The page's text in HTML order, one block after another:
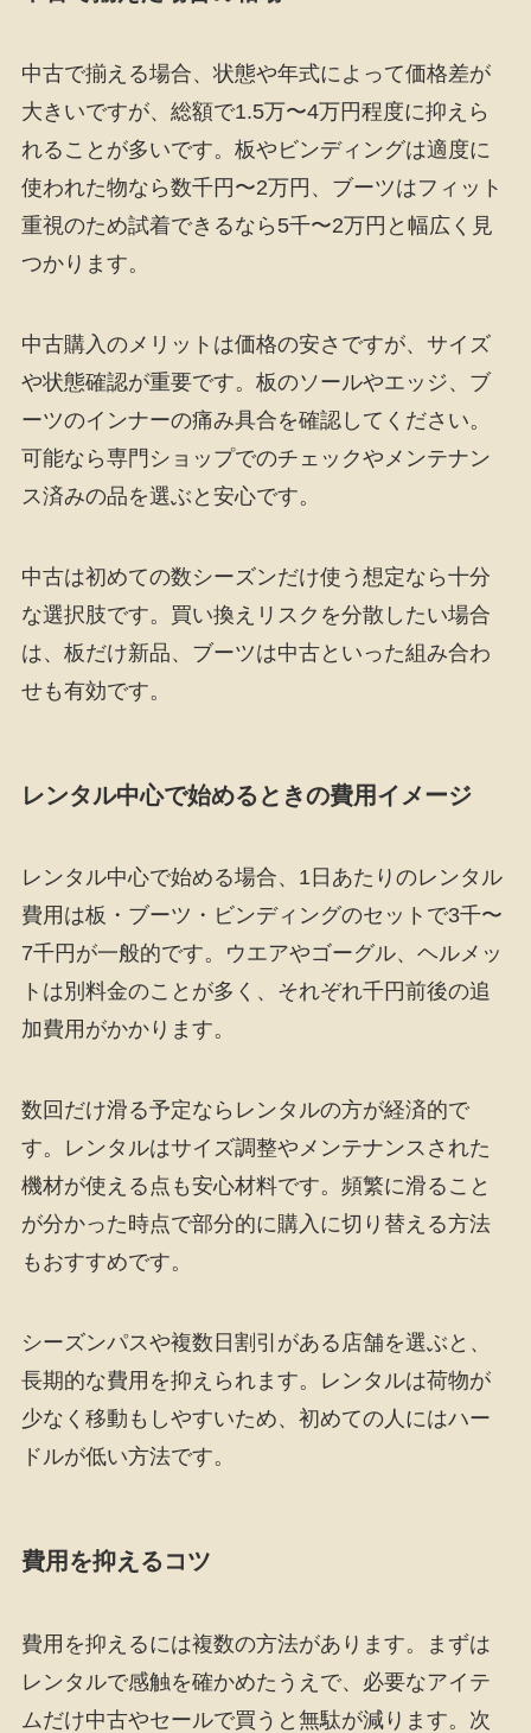
中古で揃える場合、状態や年式によって価格差が
大きいですが、総額で1.5万〜4万円程度に抑えら
れることが多いです。板やビンディングは適度に
使われた物なら数千円〜2万円、ブーツはフィット
重視のため試着できるなら5千〜2万円と幅広く見
つかります。
中古購入のメリットは価格の安さですが、サイズ
や状態確認が重要です。板のソールやエッジ、ブ
ーツのインナーの痛み具合を確認してください。
可能なら専門ショップでのチェックやメンテナン
ス済みの品を選ぶと安心です。
中古は初めての数シーズンだけ使う想定なら十分
な選択肢です。買い換えリスクを分散したい場合
は、板だけ新品、ブーツは中古といった組み合わ
せも有効です。
レンタル中心で始めるときの費用イメージ
レンタル中心で始める場合、1日あたりのレンタル
費用は板・ブーツ・ビンディングのセットで3千〜
7千円が一般的です。ウエアやゴーグル、ヘルメッ
トは別料金のことが多く、それぞれ千円前後の追
加費用がかかります。
数回だけ滑る予定ならレンタルの方が経済的で
す。レンタルはサイズ調整やメンテナンスされた
機材が使える点も安心材料です。頻繁に滑ること
が分かった時点で部分的に購入に切り替える方法
もおすすめです。
シーズンパスや複数日割引がある店舗を選ぶと、
長期的な費用を抑えられます。レンタルは荷物が
少なく移動もしやすいため、初めての人にはハー
ドルが低い方法です。
費用を抑えるコツ
費用を抑えるには複数の方法があります。まずは
レンタルで感触を確かめたうえで、必要なアイテ
ムだけ中古やセールで買うと無駄が減ります。次